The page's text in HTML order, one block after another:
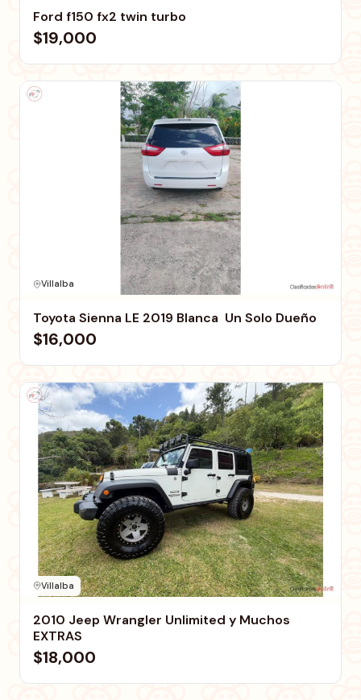
Ford f150 fx2 twin turbo
$19,000
Villalba
Toyota Sienna LE 2019 Blanca  Un Solo Dueño
$16,000
Villalba
2010 Jeep Wrangler Unlimited y Muchos
EXTRAS
$18,000